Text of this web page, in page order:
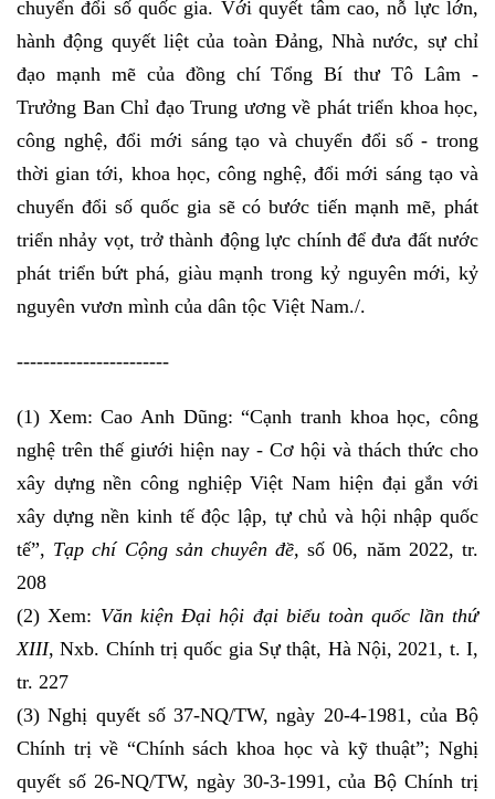
chuyển đổi số quốc gia. Với quyết tâm cao, nỗ lực lớn,
hành động quyết liệt của toàn Đảng, Nhà nước, sự chỉ
đạo mạnh mẽ của đồng chí Tổng Bí thư Tô Lâm -
Trưởng Ban Chỉ đạo Trung ương về phát triển khoa học,
công nghệ, đổi mới sáng tạo và chuyển đổi số - trong
thời gian tới, khoa học, công nghệ, đổi mới sáng tạo và
chuyển đổi số quốc gia sẽ có bước tiến mạnh mẽ, phát
triển nhảy vọt, trở thành động lực chính để đưa đất nước
phát triển bứt phá, giàu mạnh trong kỷ nguyên mới, kỷ
nguyên vươn mình của dân tộc Việt Nam./.
-----------------------
(1) Xem: Cao Anh Dũng: “Cạnh tranh khoa học, công
nghệ trên thế giưới hiện nay - Cơ hội và thách thức cho
xây dựng nền công nghiệp Việt Nam hiện đại gắn với
xây dựng nền kinh tế độc lập, tự chủ và hội nhập quốc
tế”, Tạp chí Cộng sản chuyên đề, số 06, năm 2022, tr.
208
(2) Xem: Văn kiện Đại hội đại biểu toàn quốc lần thứ
XIII, Nxb. Chính trị quốc gia Sự thật, Hà Nội, 2021, t. I,
tr. 227
(3) Nghị quyết số 37-NQ/TW, ngày 20-4-1981, của Bộ
Chính trị về “Chính sách khoa học và kỹ thuật”; Nghị
quyết số 26-NQ/TW, ngày 30-3-1991, của Bộ Chính trị